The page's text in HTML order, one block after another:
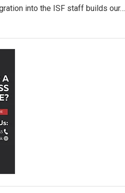
into the ISF staff builds our…